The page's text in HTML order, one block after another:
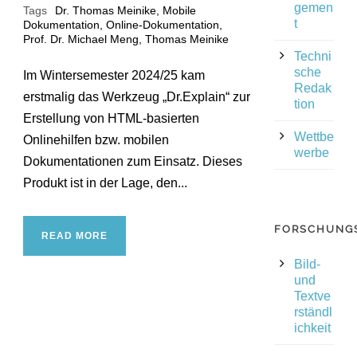
Tags Dr. Thomas Meinike Mobile
Dokumentation Online-Dokumentation
Prof. Dr. Michael Meng Thomas Meinike
Im Wintersemester 2024/25 kam
erstmalig das Werkzeug „Dr.Explain“ zur
Erstellung von HTML-basierten
Onlinehilfen bzw. mobilen
Dokumentationen zum Einsatz. Dieses
Produkt ist in der Lage, den...
READ MORE
gemen
t
Techni
sche
Redak
tion
Wettbe
werbe
Bild-
und
Textve
rständl
ichkeit